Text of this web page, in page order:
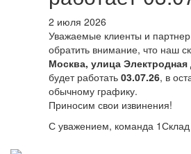
2 июля 2026
Уважаемые клиенты и
обратить внимание, что наш
Москва, улица Электродная
будет работать 03.07.26, в
обычному графику.
Приносим свои извинения!
С уважением, команда 1Склад